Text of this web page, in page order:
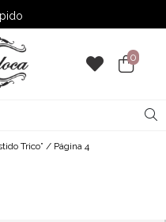
60% OFF
0
Trico” / Página 4